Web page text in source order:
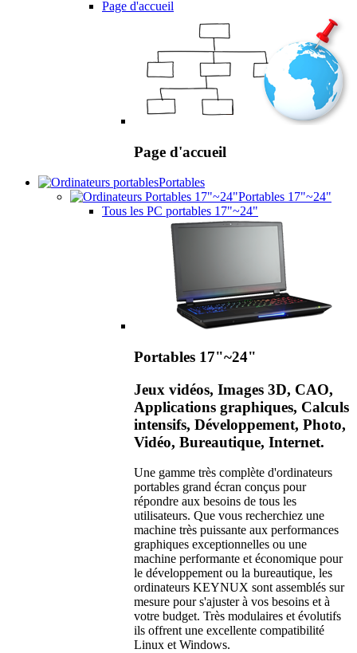
Page d'accueil
Page d'accueil
Portables
Portables 17"~24"
Tous les PC portables 17"~24"
Portables 17"~24"
Jeux vidéos, Images 3D, CAO,
Applications graphiques, Calculs
intensifs, Développement, Photo,
Vidéo, Bureautique, Internet.
Une gamme très complète d'ordinateurs
portables grand écran conçus pour
répondre aux besoins de tous les
utilisateurs. Que vous recherchiez une
machine très puissante aux performances
graphiques exceptionnelles ou une
machine performante et économique pour
le développement ou la bureautique, les
ordinateurs KEYNUX sont assemblés sur
mesure pour s'ajuster à vos besoins et à
votre budget. Très modulaires et évolutifs
ils offrent une excellente compatibilité
Linux et Windows.